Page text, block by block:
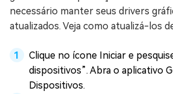
necessário manter seus drivers
atualizados. Veja como atualizá-los
Clique no ícone Iniciar e
dispositivos”. Abra o aplicativo
Dispositivos.